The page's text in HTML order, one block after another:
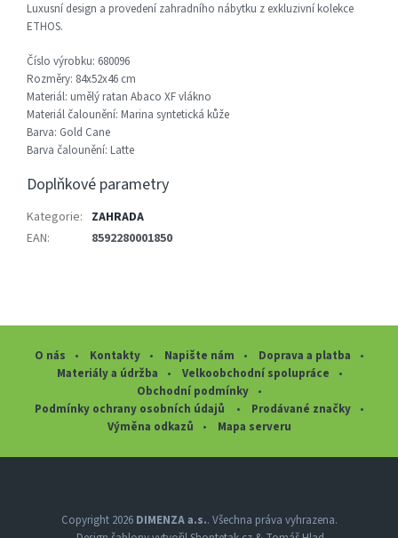
Luxusní design a provedení zahradního nábytku z exkluzivní kolekce
ETHOS.
Číslo výrobku: 680096
Rozměry: 84x52x46 cm
Materiál: umělý ratan Abaco XF vlákno
Materiál čalounění: Marina syntetická kůže
Barva: Gold Cane
Barva čalounění: Latte
Doplňkové parametry
Kategorie: ZAHRADA
EAN: 8592280001850
O nás Kontakty Napište nám
Doprava a platba
Materiály a údržba
Velkoobchodní spolupráce
Obchodní podmínky
Podmínky ochrany osobních údajů
Prodávané značky
Výměna odkazů
Mapa serveru
Copyright 2026 DIMENZA a.s.. Všechna práva vyhrazena.